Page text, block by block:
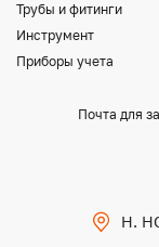
Трубы и фитинги
Инструмент
Приборы учета
Почта для
Н.